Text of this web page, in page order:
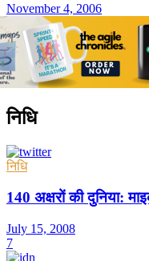
November 4, 2006
निधि
निधि
140 अक्षरों की दुनिया:
July 15, 2008
7